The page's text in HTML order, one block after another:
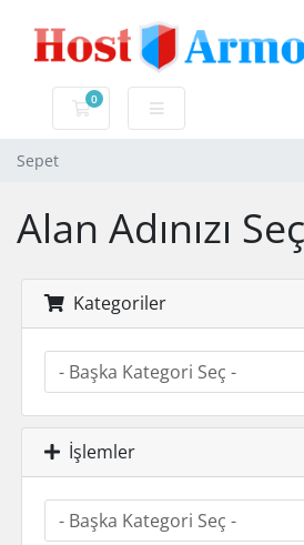
0
Sepet
Sepet
Alan Adınızı
Kategoriler
İşlemler